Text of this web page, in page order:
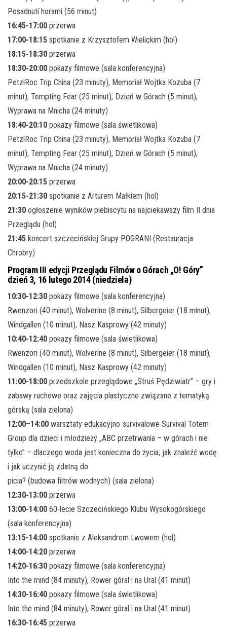
Posadnutí horami (56 minut)
16:45-17:00 przerwa
17:00-18:15 spotkanie z Krzysztofem Wielickim (hol)
18:15-18:30 przerwa
18:30-20:00 pokazy filmowe (sala konferencyjna)
PetzlRoc Trip China (23 minuty), Memoriał Wojtka Kozuba (7
minut), Tempting Fear (25 minut), Dzień w Górach (5 minut),
Wyprawa na Mnicha (24 minuty)
18:40-20:10 pokazy filmowe (sala świetlikowa)
PetzlRoc Trip China (23 minuty), Memoriał Wojtka Kozuba (7
minut), Tempting Fear (25 minut), Dzień w Górach (5 minut),
Wyprawa na Mnicha (24 minuty)
20:00-20:15 przerwa
20:15-21:30 spotkanie z Arturem Małkiem (hol)
21:30 ogłoszenie wyników plebiscytu na najciekawszy film II dnia
Przeglądu (hol)
21:45 koncert szczecińskiej Grupy POGRANI (Restauracja
Chrobry)
Program III edycji Przeglądu Filmów o Górach „O! Góry”
dzień 3, 16 lutego 2014 (niedziela)
10:30-12:30 pokazy filmowe (sala konferencyjna)
Rwenzori (40 minut), Wolverine (8 minut), Silbergeier (18 minut),
Windgallen (10 minut), Nasz Kasprowy (42 minuty)
10:40-12:40 pokazy filmowe (sala świetlikowa)
Rwenzori (40 minut), Wolverine (8 minut), Silbergeier (18 minut),
Windgallen (10 minut), Nasz Kasprowy (42 minuty)
11:00-18:00 przedszkole przeglądowe „Struś Pędziwiatr” – gry i
zabawy ruchowe oraz zajęcia plastyczne związane z tematyką
górską (sala zielona)
12:00–14:00 warsztaty edukacyjno-survivalowe Survival Totem
Group dla dzieci i młodzieży „ABC przetrwania – w górach i nie
tylko” – dlaczego woda jest konieczna do życia; jak znaleźć wodę
i jak uczynić ją zdatną do
picia? (budowa filtrów wodnych) (sala zielona)
12:30-13:00 przerwa
13:00-14:00 60-lecie Szczecińskiego Klubu Wysokogórskiego
(sala konferencyjna)
13:15-14:00 spotkanie z Aleksandrem Lwowem (hol)
14:00-14:20 przerwa
14:20-16:30 pokazy filmowe (sala konferencyjna)
Into the mind (84 minuty), Rower góral i na Ural (41 minut)
14:30-16:40 pokazy filmowe (sala świetlikowa)
Into the mind (84 minuty), Rower góral i na Ural (41 minut)
16:30-16:45 przerwa